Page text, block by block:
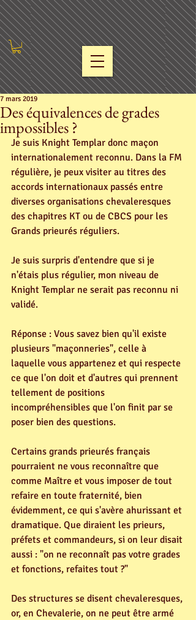
Des équivalences de grades
impossibles ?
7 mars 2019
Je suis Knight Templar donc maçon
internationalement reconnu. Dans la FM
régulière, je peux visiter au titres des
accords internationaux passés entre
diverses organisations chevaleresques
des chapitres KT ou de CBCS pour les
Grands prieurés réguliers.
Je suis surpris d'entendre que si je
n'étais plus régulier, mon niveau de
Knight Templar ne serait pas reconnu ni
validé.
Réponse : Vous savez bien qu'il existe
plusieurs "maçonneries", celle à
laquelle vous appartenez et qui respecte
ce que l'on doit et d'autres qui prennent
tellement de positions
incompréhensibles que l'on finit par se
poser bien des questions.
Certains grands prieurés français
pourraient ne vous reconnaître que
comme Maître et vous imposer de tout
refaire en toute fraternité, bien
évidemment, ce qui s'avère ahurissant et
dramatique. Que diraient les prieurs,
préfets et commandeurs, si on leur disait
aussi : "on ne reconnaît pas votre grades
et fonctions, refaites tout ?"
Des structures se disent chevaleresques,
or, en Chevalerie, on ne peut être armé